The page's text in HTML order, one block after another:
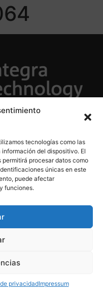
tecnologías como las
del dispositivo. El
procesar datos como
únicas en este
puede afectar
funciones.
privacidadImpressum
564